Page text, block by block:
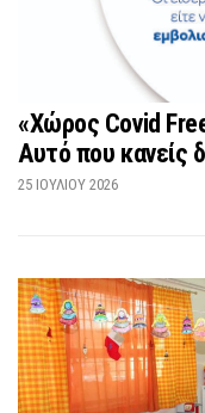
«Χώρος Covid
Αυτό που κανείς
25 ΙΟΥΛΊΟΥ 2026